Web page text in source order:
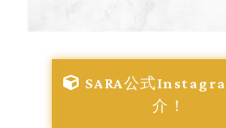
SARA公式
介！